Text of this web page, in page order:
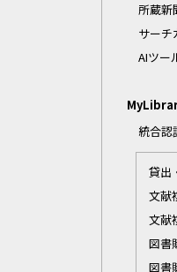
所蔵新
サーチ
AIツー
統合認
貸出
文献
文献
図書
図書